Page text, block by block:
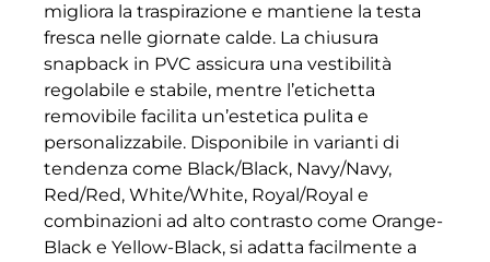
migliora la traspirazione e mantiene la testa
fresca nelle giornate calde. La chiusura
snapback in PVC assicura una vestibilità
regolabile e stabile, mentre l’etichetta
removibile facilita un’estetica pulita e
personalizzabile. Disponibile in varianti di
tendenza come Black/Black, Navy/Navy,
Red/Red, White/White, Royal/Royal e
combinazioni ad alto contrasto come Orange-
Black e Yellow-Black, si adatta facilmente a